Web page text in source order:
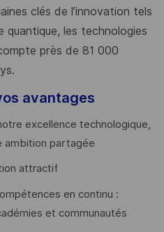
clés de l’innovation tels
quantique, les technologies
près de 81 000
avantages
excellence technologique,
ambition partagée
attractif
en continu :
et communautés